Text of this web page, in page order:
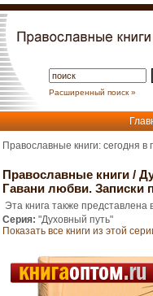
Расширенный поиск »
Православные книги: сегодня
Православные книги /
Гавани любви. Записки
Эта книга также представлена
Серия: "Духовный путь"
Показать все книги из этой